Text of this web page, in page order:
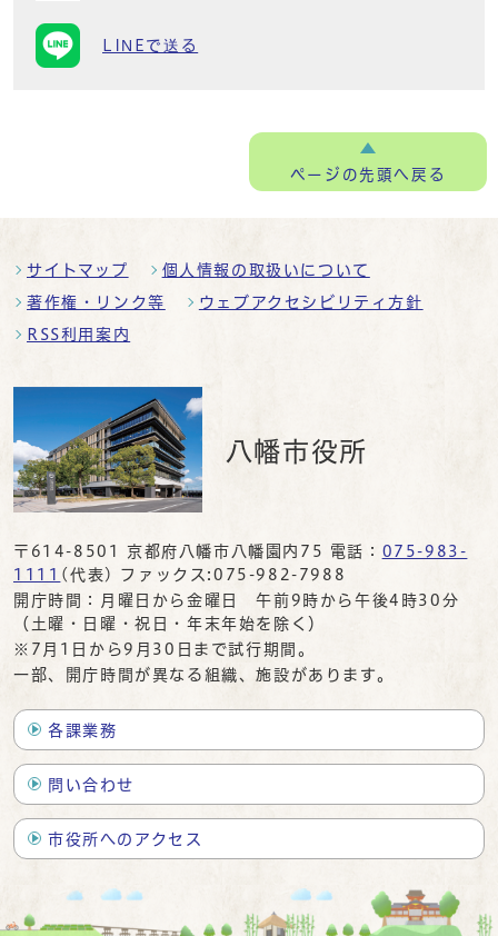
LINEで送る
ページの先頭へ戻る
サイトマップ 個人情報の取扱いについて
著作権・リンク等 ウェブアクセシビリティ方針
RSS利用案内
八幡市役所
〒614-8501 京都府八幡市八幡園内75 電話： 075-983-
1111 (代表) ファックス:075-982-7988
開庁時間：月曜日から金曜日 午前9時から午後4時30分
（土曜・日曜・祝日・年末年始を除く）
※7月1日から9月30日まで試行期間。
一部、開庁時間が異なる組織、施設があります。
各課業務
問い合わせ
市役所へのアクセス